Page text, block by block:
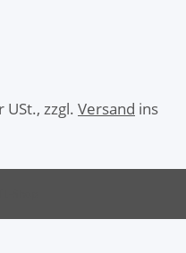
zzgl. Versand ins